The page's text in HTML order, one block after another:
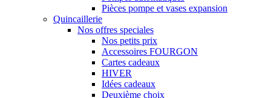
Pièces pompe et vases expansion
Quincaillerie
Nos offres speciales
Nos petits prix
Accessoires FOURGON
Cartes cadeaux
HIVER
Idées cadeaux
Deuxième choix